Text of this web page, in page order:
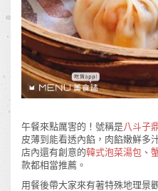
午餐來點厲害的！號稱是八斗子
皮薄到能看透內餡，肉餡嫩鮮多
店內還有創意的韓式泡菜湯包 、
款都相當推薦。
用餐後帶大家來有著特殊地理景